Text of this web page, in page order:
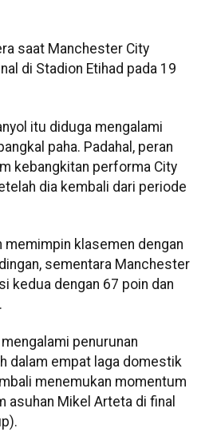
saat Manchester City
di Stadion Etihad pada 19
itu diduga mengalami
paha. Padahal, peran
kebangkitan performa City
dia kembali dari periode
memimpin klasemen dengan
sementara Manchester
kedua dengan 67 poin dan
penurunan
dalam empat laga domestik
menemukan momentum
asuhan Mikel Arteta di final